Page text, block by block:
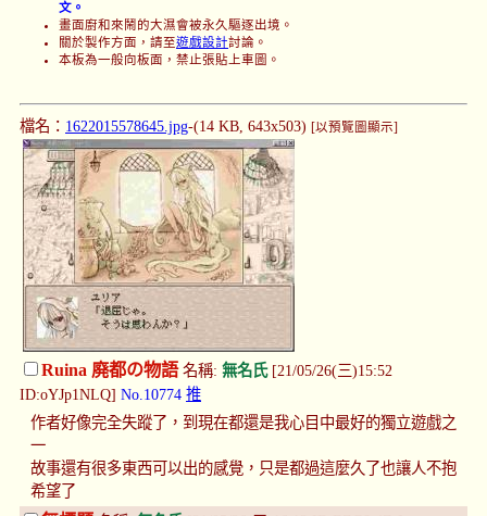
文。
畫面廚和來鬧的大濕會被永久驅逐出境。
關於製作方面，請至遊戲設計討論。
本板為一般向板面，禁止張貼上車圖。
檔名： 1622015578645.jpg-(14 KB, 643x503) [以預覽圖顯示]
Ruina 廃都の物語名稱: 無名氏[21/05/26(三)15:52
ID:oYJp1NLQ] No.10774 推
作者好像完全失蹤了，到現在都還是我心目中最好的獨立遊戲之
一
故事還有很多東西可以出的感覺，只是都過這麼久了也讓人不抱
希望了